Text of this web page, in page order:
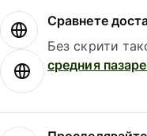
Сравнете
Без скрити
средния